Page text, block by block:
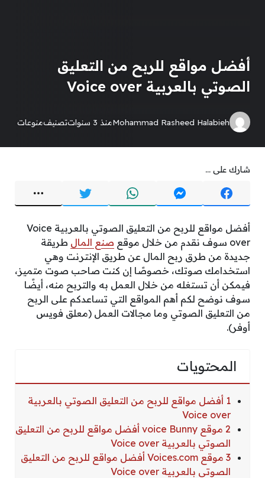
أفضل مواقع للربح من التعليق
الصوتي بالعربية Voice over
Mohammad Rasheed Halabiehمنذ 3 سنوات تصنيفمنوعات
شارك على ...
أفضل مواقع للربح من التعليق الصوتي بالعربية Voice
over سوف نقدم من خلال موقع
صنع المال طريقة
جديدة من طرق ربح المال عن طريق الإنترنت وهي
استخدامك صوتك، خصوصًا إن كنت صاحب صوت متميز،
فيمكن أن تستغله من خلال العمل به والتربح منه، أيضًا
سوف نوضح لكم أهم المواقع التي تساعدكم على الربح
من التعليق الصوتي وما مجالات العمل (معلق فويس
أوفر).
المحتويات
1 أفضل مواقع للربح من التعليق الصوتي بالعربية
Voice over
2 موقع voice Bunny أفضل مواقع للربح من التعليق
الصوتي بالعربية Voice over
3 موقع Voices.com أفضل مواقع للربح من التعليق
الصوتي بالعربية Voice over